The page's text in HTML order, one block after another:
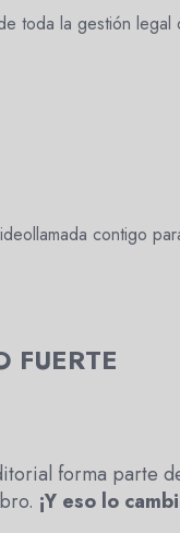
toda la gestión
contigo
FUERTE
forma parte
¡Y eso lo